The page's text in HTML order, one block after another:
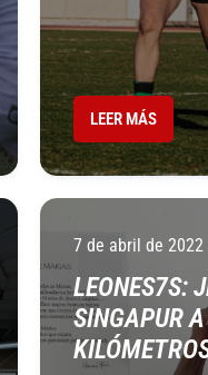
LEER MÁS
7 de abril de 2022
LEONES7S:
SINGAPUR